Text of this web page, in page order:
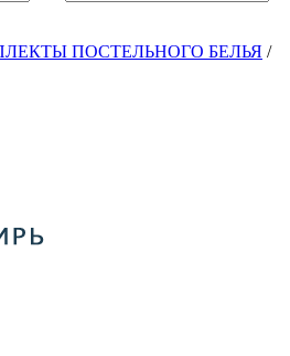
ПОСТЕЛЬНОГО БЕЛЬЯ /